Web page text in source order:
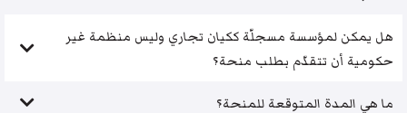
هل يمكن لمؤسسة مسجلّة ككيان تجاري وليس منظمة غير
حكومية أن تتقدّم بطلب منحة؟
ما هي المدة المتوقعة للمنحة؟